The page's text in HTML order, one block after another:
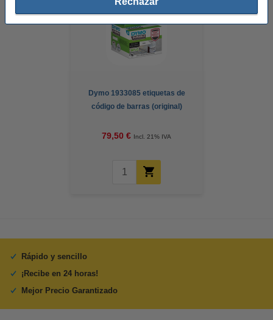
Dymo 1933085 etiquetas de
código de barras (original)
79,50 € Incl. 21% IVA
Rápido y sencillo
¡Recibe en 24 horas!
Mejor Precio Garantizado